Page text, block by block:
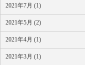
2021年7月 (1)
2021年5月 (2)
2021年4月 (1)
2021年3月 (1)